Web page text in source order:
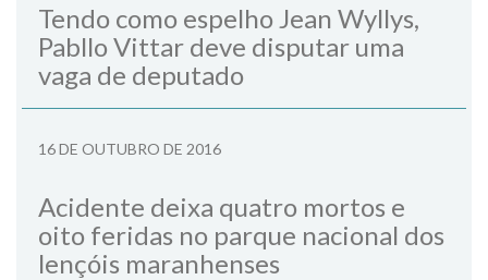
Tendo como espelho Jean Wyllys,
Pabllo Vittar deve disputar uma
vaga de deputado
16 DE OUTUBRO DE 2016
Acidente deixa quatro mortos e
oito feridas no parque nacional dos
lençóis maranhenses